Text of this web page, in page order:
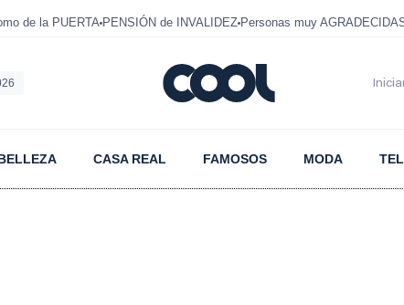
de la PUERTA PENSIÓN de INVALIDEZ Personas muy
CASA REAL FAMOSOS MODA